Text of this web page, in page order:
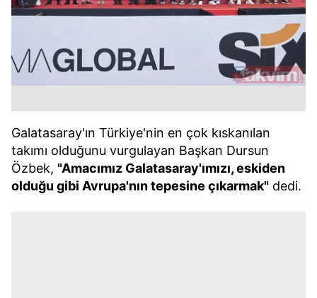
Galatasaray'ın Türkiye'nin en çok kıskanılan
takımı olduğunu vurgulayan Başkan Dursun
Özbek, "Amacımız Galatasaray'ımızı, eskiden
olduğu gibi Avrupa'nın tepesine çıkarmak" dedi.